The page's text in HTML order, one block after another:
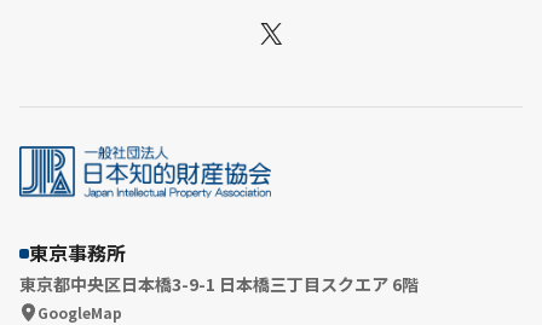
X
東京事務所
東京都中央区日本橋3-9-1 日本橋三丁目スクエア 6階
GoogleMap